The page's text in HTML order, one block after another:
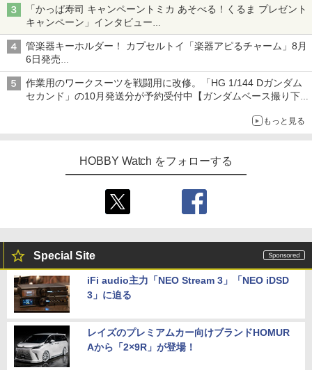
「かっぱ寿司 キャンペーントミカ あそべる！くるま プレゼント
キャンペーン」インタビュー
子どもが楽しめるかっぱ寿司ならではの体験とコラボの楽しさを
追求
管楽器キーホルダー！ カプセルトイ「楽器アピるチャーム」8月
6日発売
チューバ、テナサクなど5種各3色
作業用のワークスーツを戦闘用に改修。「HG 1/144 Dガンダム
セカンド」の10月発送分が予約受付中【ガンダムベース撮り下
もっと見る
HOBBY Watch をフォローする
Special Site
iFi audio主力「NEO Stream 3」「NEO iDSD
3」に迫る
レイズのプレミアムカー向けブランドHOMUR
Aから「2×9R」が登場！